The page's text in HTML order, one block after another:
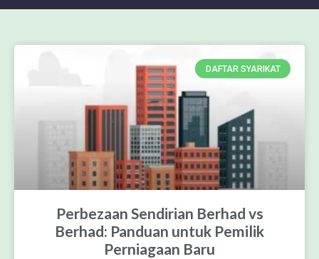
DAFTAR SYARIKAT
Perbezaan Sendirian Berhad vs
Berhad: Panduan untuk Pemilik
Perniagaan Baru